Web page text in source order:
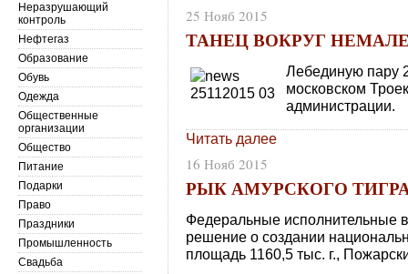
25 Нояб 2015
ТАНЕЦ ВОКРУГ
Лебединую пару
московском
администрации.
Читать далее
16 Нояб 2015
РЫК АМУРСКОГО
Федеральные исполнительные
решение о создании
площадь 1160,5 тыс. г.,
Неразрушающий
контроль
Нефтегаз
Образование
Обувь
Одежда
Общественные
организации
Общество
Питание
Подарки
Право
Праздники
Промышленность
Свадьба